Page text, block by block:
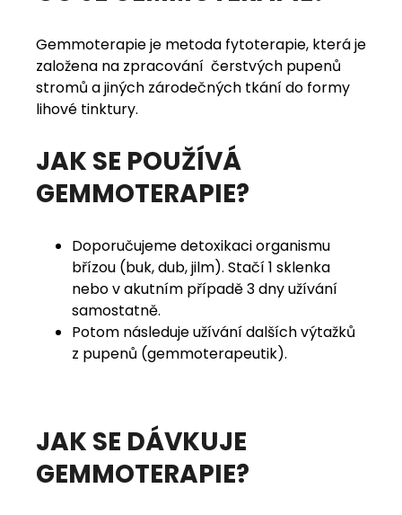
Gemmoterapie je metoda fytoterapie, která je
založena na zpracování čerstvých pupenů
stromů a jiných zárodečných tkání do formy
lihové tinktury.
JAK SE POUŽÍVÁ
GEMMOTERAPIE?
Doporučujeme detoxikaci organismu
břízou (buk, dub, jilm). Stačí 1 sklenka
nebo v akutním případě 3 dny užívání
samostatně.
Potom následuje užívání dalších výtažků
z pupenů (gemmoterapeutik).
JAK SE DÁVKUJE
GEMMOTERAPIE?